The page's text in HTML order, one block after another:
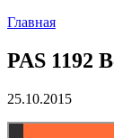
Главная
PAS 1192
25.10.2015